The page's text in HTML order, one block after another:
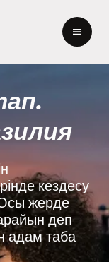
кездесу
Осы жерде
деп
адам таба